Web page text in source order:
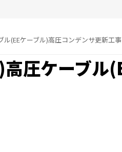
ル(EEケーブル)高圧コンデンサ更新工事
圧ケーブル